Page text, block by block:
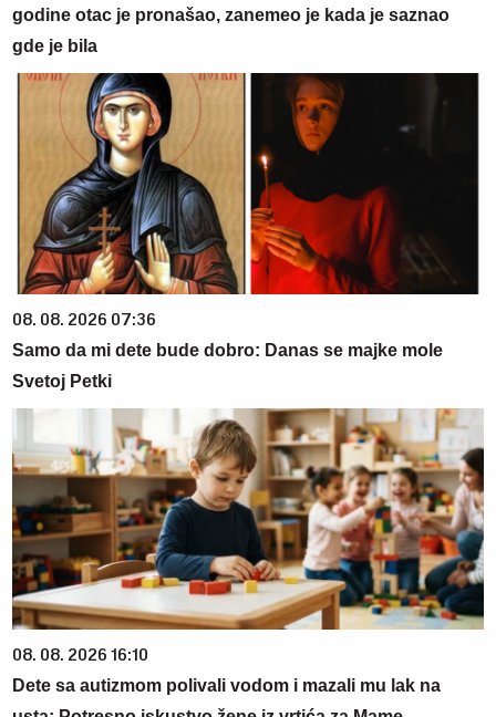
godine otac je pronašao, zanemeo je kada je saznao
gde je bila
08. 08. 2026 07:36
Samo da mi dete bude dobro: Danas se majke mole
Svetoj Petki
08. 08. 2026 16:10
Dete sa autizmom polivali vodom i mazali mu lak na